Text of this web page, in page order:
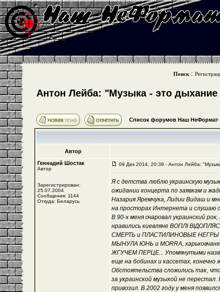
Поиск :
Антон Лейба: "Музыка - это
Список форумов Наш НеФормат
Автор
Геннадий Шостак
Автор
Зарегистрирован:
25.07.2004
Сообщения: 1144
Откуда: Беларусь
09 Дек 2014, 20:39 - Антон Лейба:
Я с детства люблю украинскую
ожидании концерта по заявкам и
Назария Яремчука, Лидии Видаш и
на просторах Интернета и слушаю
В 90-х меня очаровал украинский
нравились киевляне ВОПЛІ
СМЕРТЬ и ПЛАСТИЛИНОВЫЕ НЕГРЫ
МЫНУЛА ЮНЬ и MORRA,
ЖГУЧЕМ ПЕРЦЕ... Упомянутыми
еще на бобинах и кассетах, конечно
Обстоятельства сложились так,
за украинской музыкой не
привозил. В 2002 году у меня